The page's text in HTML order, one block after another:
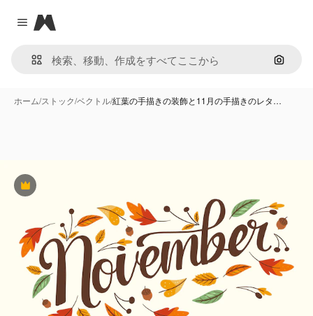
Close menu
Magnific
画像で
ホーム/ストック/ベクトル/紅葉の手描きの装飾と11月の手描きのレタ…
Premium